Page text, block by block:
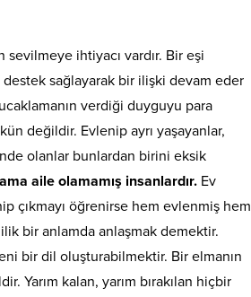
sevilmeye ihtiyacı vardır. Bir eşi
sağlayarak bir ilişki devam eder
verdiği duyguyu para
değildir. Evlenip ayrı yaşayanlar,
olanlar bunlardan birini eksik
aile olamamış insanlardır. Ev
çıkmayı öğrenirse hem evlenmiş hem
bir anlamda anlaşmak demektir.
bir dil oluşturabilmektir. Bir elmanın
Yarım kalan, yarım bırakılan hiçbir